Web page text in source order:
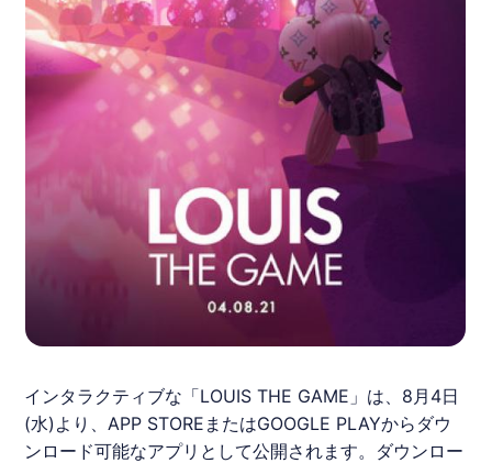
インタラクティブな「LOUIS THE GAME」は、8月4日
(水)より、APP STOREまたはGOOGLE PLAYからダウ
ンロード可能なアプリとして公開されます。ダウンロー